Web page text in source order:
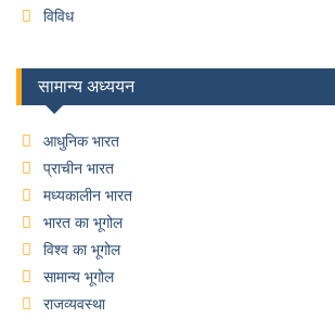
विविध
सामान्य अध्ययन
आधुनिक भारत
प्राचीन भारत
मध्यकालीन भारत
भारत का भूगोल
विश्व का भूगोल
सामान्य भूगोल
राजव्यवस्था